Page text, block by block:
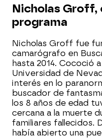
Nicholas Groff,
programa
Nicholas Groff fue
camarógrafo en
hasta 2014. Cococió
Universidad de
interés en lo
buscador de
los 8 años de edad
cercana a la muerte
familiares fallecidos.
había abierto una